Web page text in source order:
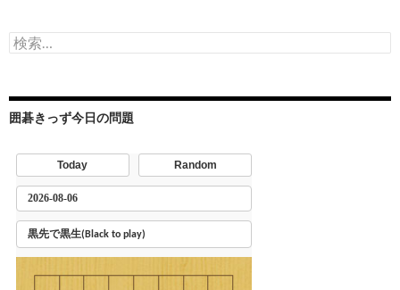
検
索:
囲碁きっず今日の問題